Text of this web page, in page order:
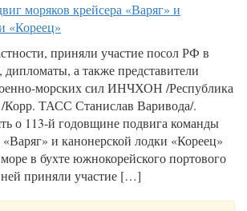
моряков крейсера «Варяг» и
«Кореец»
приняли участие посол РФ в
дипломаты, а также представители
морских сил ИНЧХОН /Республика
/Корр. ТАСС Станислав Варивода/.
о 113-й годовщине подвига команды
«Варяг» и канонерской лодки «Кореец»
в бухте южнокорейского портового
приняли участие […]